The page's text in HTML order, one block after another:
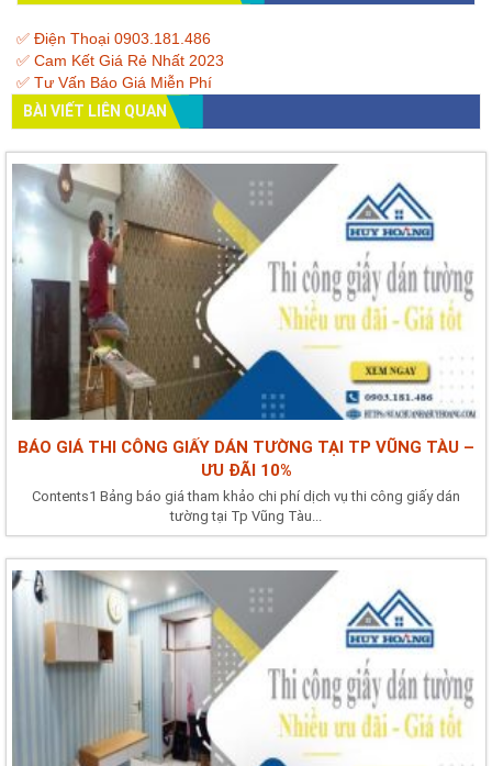
✅ Điện Thoại 0903.181.486
✅ Cam Kết Giá Rẻ Nhất 2023
✅ Tư Vấn Báo Giá Miễn Phí
BÀI VIẾT LIÊN QUAN
BÁO GIÁ THI CÔNG GIẤY DÁN TƯỜNG TẠI TP VŨNG TÀU –
ƯU ĐÃI 10%
Contents1 Bảng báo giá tham khảo chi phí dịch vụ thi công giấy dán
tường tại Tp Vũng Tàu...